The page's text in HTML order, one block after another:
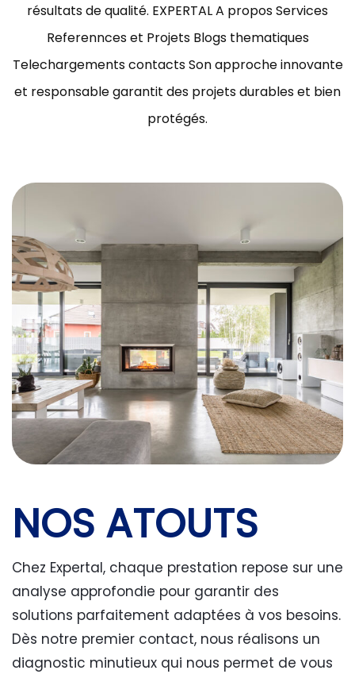
résultats de qualité. EXPERTAL A propos Services
Referennces et Projets Blogs thematiques
Telechargements contacts Son approche innovante
et responsable garantit des projets durables et bien
protégés.
NOS ATOUTS
Chez Expertal, chaque prestation repose sur une
analyse approfondie pour garantir des
solutions parfaitement adaptées à vos besoins.
Dès notre premier contact, nous réalisons un
diagnostic minutieux qui nous permet de vous